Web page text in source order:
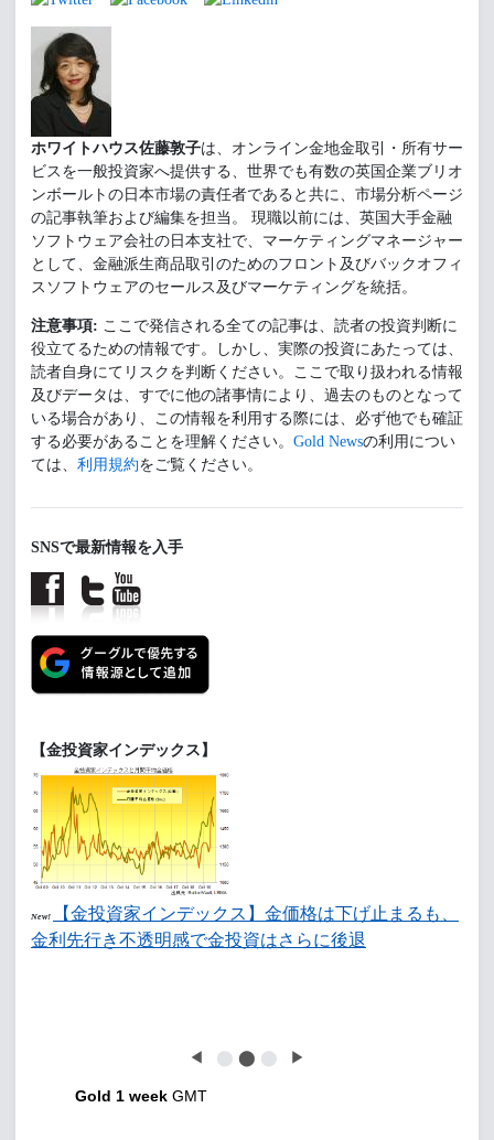
ホワイトハウス佐藤敦子は、オンライン金地金取引・所有サー
ビスを一般投資家へ提供する、世界でも有数の英国企業ブリオ
ンボールトの日本市場の責任者であると共に、市場分析ページ
の記事執筆および編集を担当。 現職以前には、英国大手金融
ソフトウェア会社の日本支社で、マーケティングマネージャー
として、金融派生商品取引のためのフロント及びバックオフィ
スソフトウェアのセールス及びマーケティングを統括。
注意事項: ここで発信される全ての記事は、読者の投資判断に
役立てるための情報です。しかし、実際の投資にあたっては、
読者自身にてリスクを判断ください。ここで取り扱われる情報
及びデータは、すでに他の諸事情により、過去のものとなって
いる場合があり、この情報を利用する際には、必ず他でも確証
する必要があることを理解ください。 Gold Newsの利用につい
ては、 利用規約をご覧ください。
SNSで最新情報を入手
【金投資家インデックス】
New!
【金投資家インデックス】金価格は下げ止まるも、
金利先行き不透明感で金投資はさらに後退
◀ ⬤ ⬤ ⬤ ▶
Gold 1 week GMT